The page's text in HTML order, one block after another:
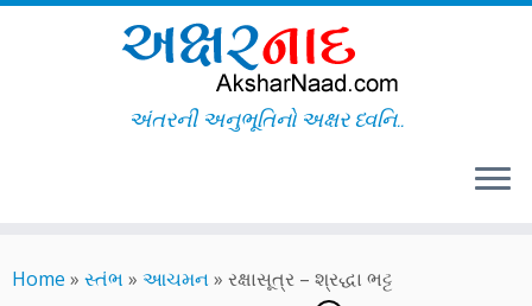
to
અંતરની અનુભૂતિનો અક્ષર ધ્વનિ..
Home » સ્તંભ » આચમન» રક્ષાસૂત્ર – શ્રદ્ધા ભટ્ટ